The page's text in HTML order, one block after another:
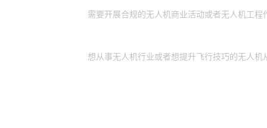
需要开展合规的无人机商业活动或者无人机
想从事无人机行业或者想提升飞行技巧的无